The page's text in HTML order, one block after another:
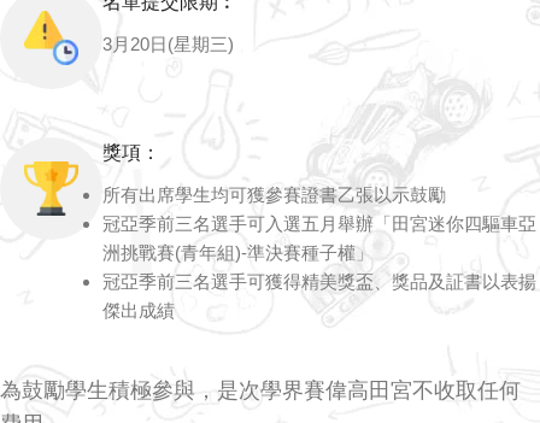
3月20日(星期三)
獎項：
所有出席學生均可獲參賽證書乙張以示鼓勵
冠亞季前三名選手可入選五月舉辦「田宮迷你四驅車亞
洲挑戰賽(青年組)-準決賽種子權」
冠亞季前三名選手可獲得精美獎盃、獎品及証書以表揚
傑出成績
為鼓勵學生積極參與，是次學界賽偉高田宮不收取任何